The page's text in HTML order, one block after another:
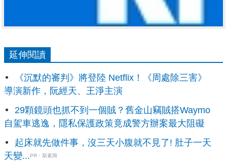
延伸閱讀
《沉默的審判》將登陸 Netflix！《周處除三害》
導演新作，阮經天、王淨主演
29顆鏡頭也抓不到一個賊？舊金山竊賊搭Waymo
自駕車逃逸，隱私保護政策竟成警方辦案最大阻礙
起床就先做件事，沒三天小腹就不見了! 肚子一天
天變...PR・新素簡